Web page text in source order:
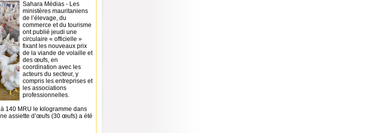
Sahara Médias - Les
ministères mauritaniens
de l’élevage, du
commerce et du tourisme
ont publié jeudi une
circulaire « officielle »
fixant les nouveaux prix
de la viande de volaille et
des œufs, en
coordination avec les
acteurs du secteur, y
compris les entreprises et
les associations
professionnelles.
140 MRU le kilogramme dans
assiette d’œufs (30 œufs) a été